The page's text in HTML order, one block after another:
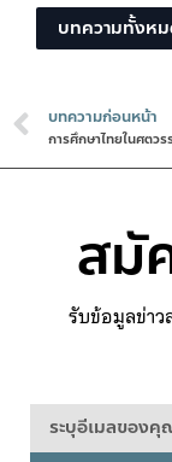
บทความทั้งห
บทความก่อนหน้า
สมั
รับข้อมูลข่าว